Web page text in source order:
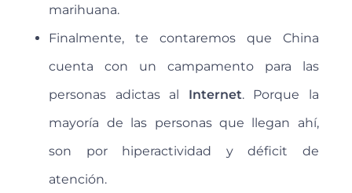
marihuana.
Finalmente, te contaremos que China
cuenta con un campamento para las
personas adictas al Internet. Porque la
mayoría de las personas que llegan ahí,
son por hiperactividad y déficit de
atención.